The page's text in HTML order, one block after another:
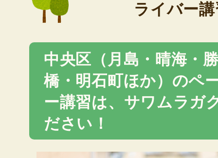
ライバー
中央区（月島・晴海・
橋・明石町ほか）のペ
ー講習は、サワムラガ
ださい！